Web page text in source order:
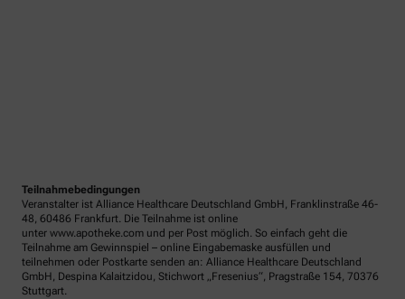
Teilnahmebedingungen
Veranstalter ist Alliance Healthcare Deutschland GmbH, Franklinstraße 46-
48, 60486 Frankfurt. Die Teilnahme ist online
unter www.apotheke.com und per Post möglich. So einfach geht die
Teilnahme am Gewinnspiel – online Eingabemaske ausfüllen und
teilnehmen oder Postkarte senden an: Alliance Healthcare Deutschland
GmbH, Despina Kalaitzidou, Stichwort „Fresenius“, Pragstraße 154, 70376
Stuttgart.